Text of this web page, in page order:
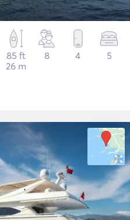
85 ft
26 m
8 4 5